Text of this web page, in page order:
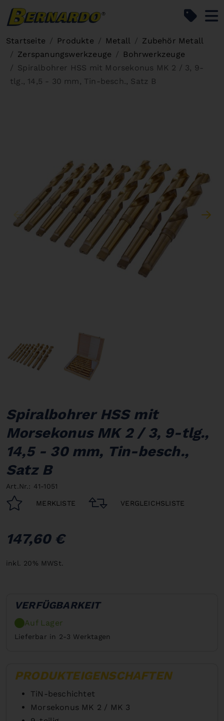
Startseite Produkte Metall
Zubehör Metall
Zerspanungswerkzeuge
Bohrwerkzeuge
Spiralbohrer HSS mit Morsekonus MK 2 / 3, 9-
tlg., 14,5 - 30 mm, Tin-besch., Satz B
Spiralbohrer HSS mit
Morsekonus MK 2 / 3, 9-tlg.,
14,5 - 30 mm, Tin-besch.,
Satz B
Art.Nr.: 41-1051
MERKLISTE VERGLEICHSLISTE
147,60 €
inkl. 20% MWSt.
VERFÜGBARKEIT
Auf Lager
Lieferbar in 2-3 Werktagen
PRODUKTEIGENSCHAFTEN
TiN-beschichtet
Morsekonus MK 2 / MK 3